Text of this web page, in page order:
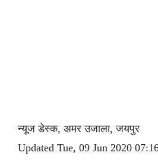
न्यूज डेस्क, अमर उजाला, जयपुर
Updated Tue, 09 Jun 2020